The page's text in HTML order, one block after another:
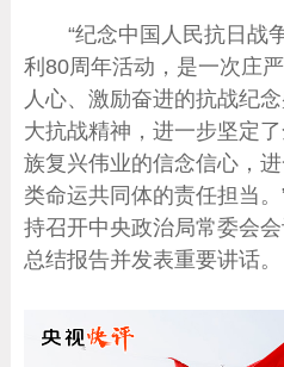
“纪念中国人民抗日战
利80周年活动，是一次庄
人心、激励奋进的抗战纪
大抗战精神，进一步坚定
族复兴伟业的信念信心，
类命运共同体的责任担当
持召开中央政治局常委会
总结报告并发表重要讲话。